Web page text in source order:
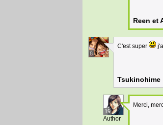
Reen et
8
C'est super
Tsukinohime
19
Author
Merci,